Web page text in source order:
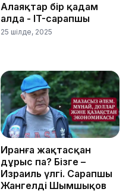
Алаяқтар бір қадам
алда - IT-сарапшы
25 шілде, 2025
Иранға жақтасқан
дұрыс па? Бізге –
Израиль үлгі. Сарапшы
Жангелді Шымшықов